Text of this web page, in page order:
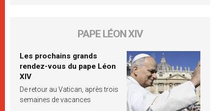
PAPE LÉON XIV
Les prochains grands
rendez-vous du pape Léon
XIV
De retour au Vatican, après trois
semaines de vacances